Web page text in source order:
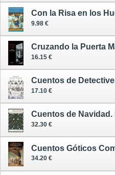
Con la Risa en los
9.98 €
Cruzando la Puerta
16.15 €
Cuentos de
17.10 €
32.30 €
Cuentos Góticos
34.20 €